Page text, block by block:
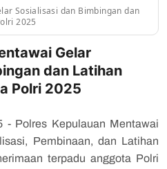
Sosialisasi dan Bimbingan dan
2025
Gelar
dan Latihan
Polri 2025
- Polres Kepulauan Mentawai
Pembinaan, dan Latihan
terpadu anggota Polri